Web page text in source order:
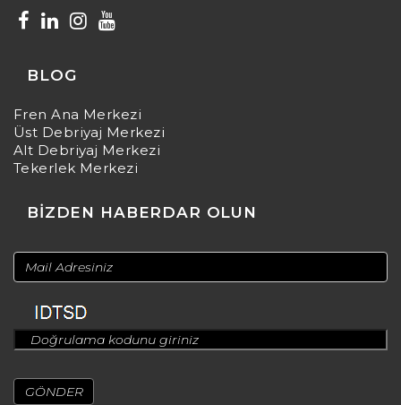
BLOG
Fren Ana Merkezi
Üst Debriyaj Merkezi
Alt Debriyaj Merkezi
Tekerlek Merkezi
BİZDEN HABERDAR OLUN